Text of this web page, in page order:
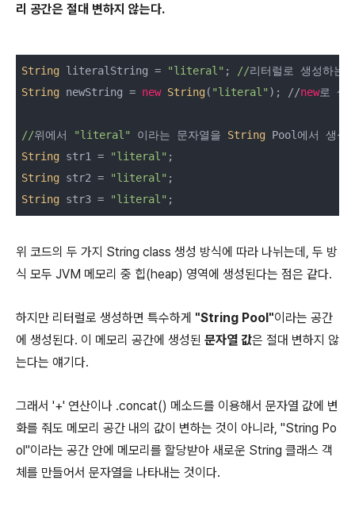
리 공간은 절대 변하지 않는다.
String literalString = "literal" ;
//
String newString = new String( "literal" ); //new로 생
//위에서 "literal" 이라는 문자열을 String
String str1 = "literal"
String str2 = "literal"
String str3 = "literal" ;
위 코드의 두 가지 String class 생성 방식에 따라 나뉘는데, 두 방
식 모두 JVM 메모리 중 힙(heap) 영역에 생성된다는 점은 같다.
하지만 리터럴로 생성하면 특수하게 "String Pool"이라는 공간
에 생성된다. 이 메모리 공간에 생성된 문자열 값은 절대 변하지 않
는다는 얘기다.
그래서 '+' 연산이나 .concat() 메소드를 이용해서 문자열 값에 변
화를 줘도 메모리 공간 내의 값이 변하는 것이 아니라, "String Po
ol"이라는 공간 안에 메모리를 할당받아 새로운 String 클래스 객
체를 만들어서 문자열을 나타내는 것이다.